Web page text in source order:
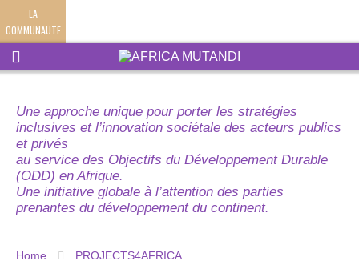
LA
COMMUNAUTE
Une approche unique pour porter les stratégies
inclusives et l’innovation sociétale des acteurs publics
et privés
au service des Objectifs du Développement Durable
(ODD) en Afrique.
Une initiative globale à l’attention des parties
prenantes du développement du continent.
Home PROJECTS4AFRICA